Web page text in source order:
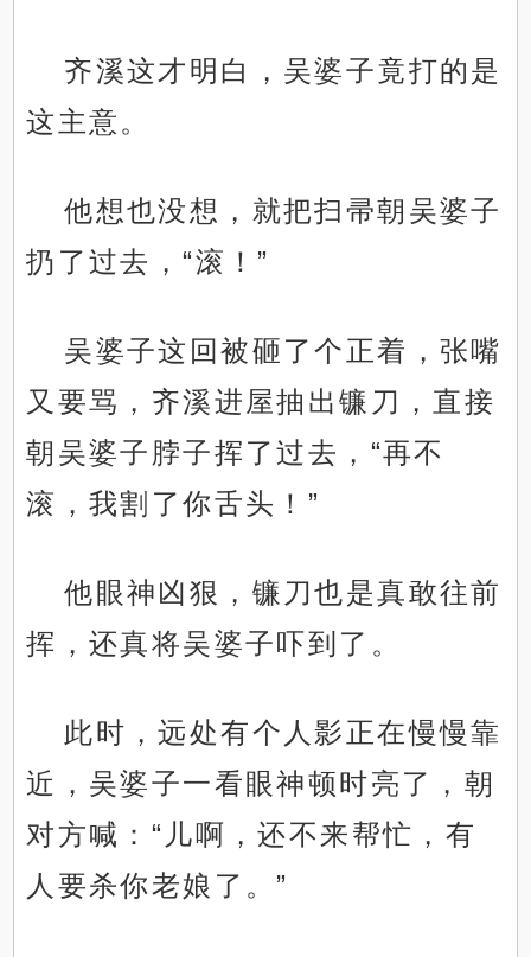
齐溪这才明白，吴婆子竟打的是
这主意。
他想也没想，就把扫帚朝吴婆子
扔了过去，“滚！”
吴婆子这回被砸了个正着，张嘴
又要骂，齐溪进屋抽出镰刀，直接
朝吴婆子脖子挥了过去，“再不
滚，我割了你舌头！”
他眼神凶狠，镰刀也是真敢往前
挥，还真将吴婆子吓到了。
此时，远处有个人影正在慢慢靠
近，吴婆子一看眼神顿时亮了，朝
对方喊：“儿啊，还不来帮忙，有
人要杀你老娘了。”